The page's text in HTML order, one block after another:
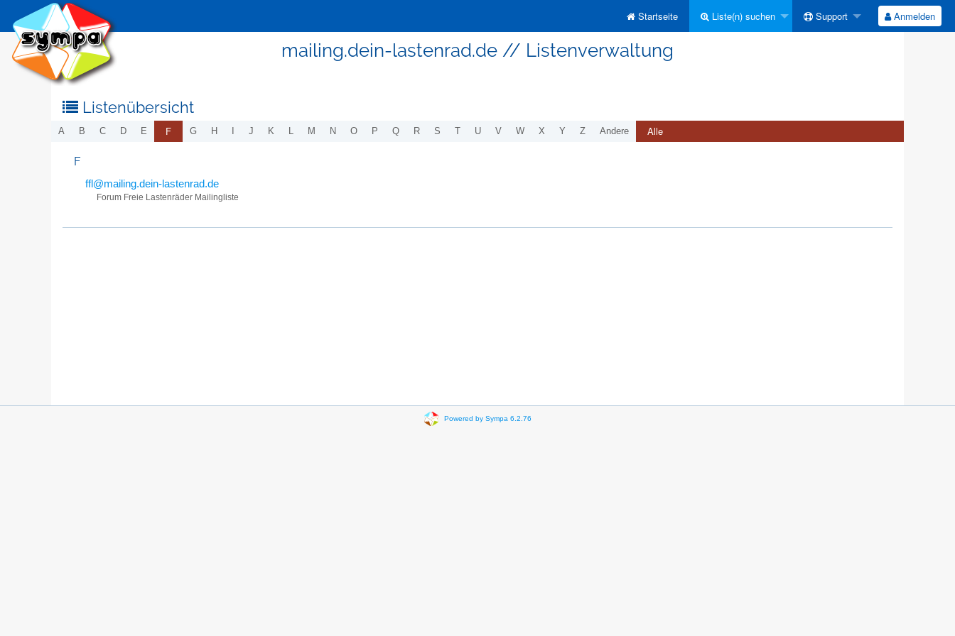
Startseite Liste(n) suchen Support Anmelden
mailing.dein-lastenrad.de // Listenverwaltung
Listenübersicht
A B C D E F G H J K L M N O P Q R S T U V W X Y Z Andere Alle
F
ffl@mailing.dein-lastenrad.de
Forum Freie Lastenräder Mailingliste
Powered by Sympa 6.2.76